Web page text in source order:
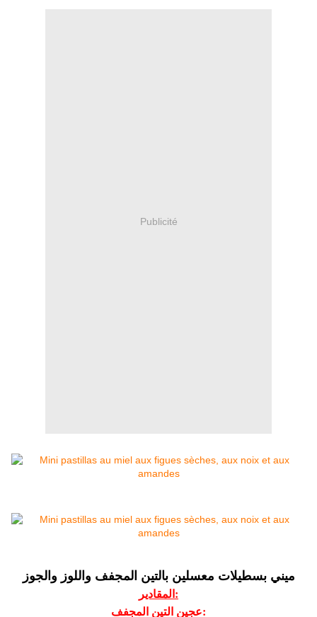
Publicité
ميني بسطيلات معسلين بالتين المجفف واللوز والجوز
المقادير:
عجين التين المجفف: